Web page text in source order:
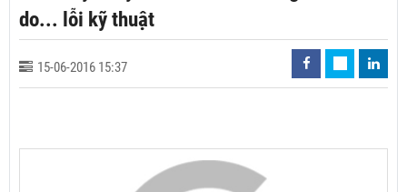
do... lỗi kỹ thuật
15-06-2016 15:37